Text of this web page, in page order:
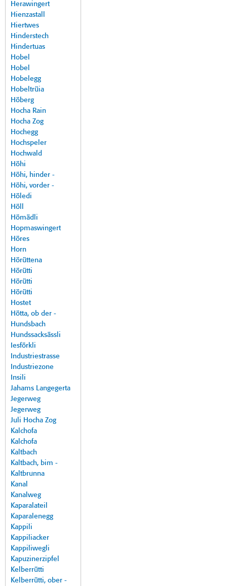
Herawingert
Hienzastall
Hiertwes
Hinderstech
Hindertuas
Hobel
Hobel
Hobelegg
Hobeltrüia
Höberg
Hocha Rain
Hocha Zog
Hochegg
Hochspeler
Hochwald
Höhi
Höhi, hinder -
Höhi, vorder -
Höledi
Höll
Hömädli
Hopmaswingert
Höres
Horn
Hörüttena
Hörütti
Hörütti
Hörütti
Hostet
Hötta, ob der -
Hundsbach
Hundssacksässli
Iesförkli
Industriestrasse
Industriezone
Insili
Jahams Langegerta
Jegerweg
Jegerweg
Juli Hocha Zog
Kalchofa
Kalchofa
Kaltbach
Kaltbach, bim -
Kaltbrunna
Kanal
Kanalweg
Kaparalateil
Kaparalenegg
Kappili
Kappiliacker
Kappiliwegli
Kapuzinerzipfel
Kelberrütti
Kelberrütti, ober -